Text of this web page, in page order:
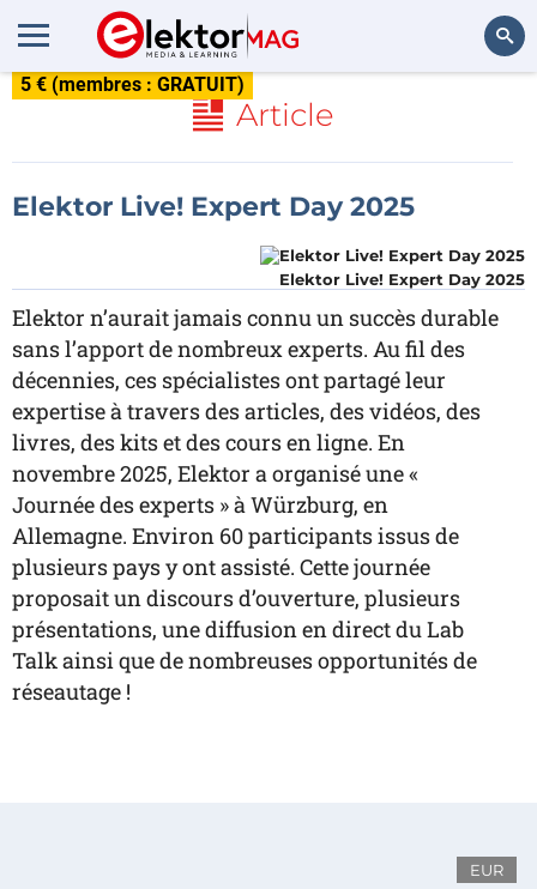
5 € (membres : GRATUIT)
Article
Elektor Live! Expert Day 2025
Elektor Live! Expert Day 2025
Elektor n’aurait jamais connu un succès durable
sans l’apport de nombreux experts. Au fil des
décennies, ces spécialistes ont partagé leur
expertise à travers des articles, des vidéos, des
livres, des kits et des cours en ligne. En
novembre 2025, Elektor a organisé une «
Journée des experts » à Würzburg, en
Allemagne. Environ 60 participants issus de
plusieurs pays y ont assisté. Cette journée
proposait un discours d’ouverture, plusieurs
présentations, une diffusion en direct du Lab
Talk ainsi que de nombreuses opportunités de
réseautage !
EUR